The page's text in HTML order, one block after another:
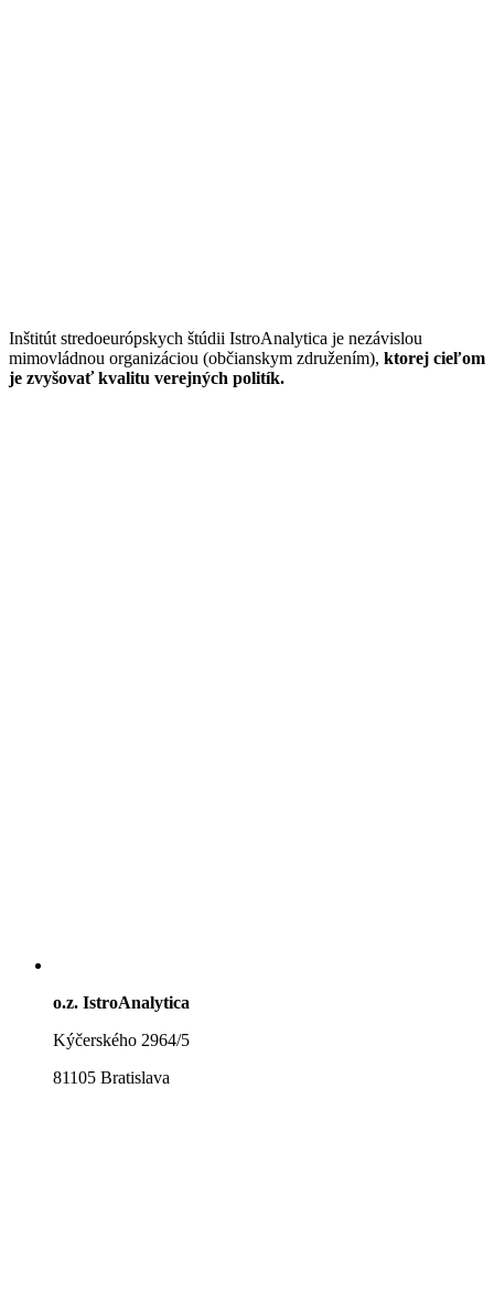
Inštitút stredoeurópskych štúdii IstroAnalytica je nezávislou
mimovládnou organizáciou (občianskym združením), ktorej cieľom
je zvyšovať kvalitu verejných politík.
o.z. IstroAnalytica
Kýčerského 2964/5
81105 Bratislava